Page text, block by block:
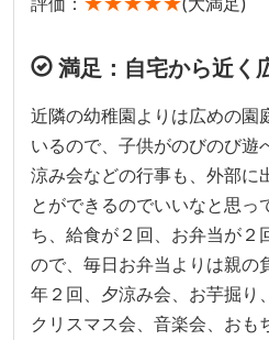
満足：自宅から近く
近隣の幼稚園よりは広めの園
いるので、子供がのびのび遊
涼み会などの行事も、外部に
とができるのでいいなと思っ
ち、給食が２回、お弁当が２
ので、毎日お弁当よりは親の
年２回、夕涼み会、お芋掘り
クリスマス会、音楽会、おも